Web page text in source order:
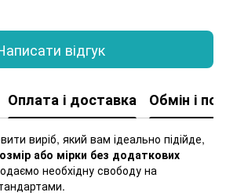
відгук
Оплата і доставка Обмін і
виріб, який вам ідеально підійде,
або мірки без додаткових
необхідну свободу на